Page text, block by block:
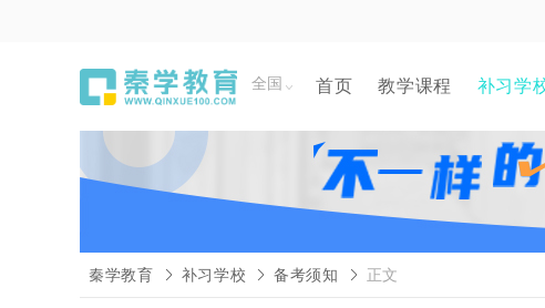
全国 首页 教学课程 补习学
秦学教育 补习学校 备考须知 正文